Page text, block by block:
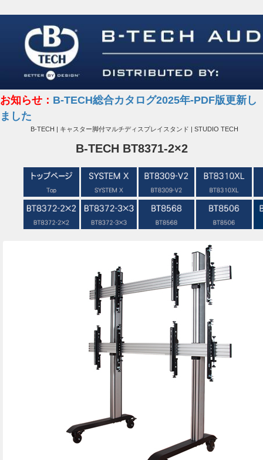
お知らせ： B-TECH総合カタログ2025年-PDF版更新し
ました
B-TECH | キャスター脚付マルチディスプレイスタンド | STUDIO TECH
B-TECH BT8371-2×2